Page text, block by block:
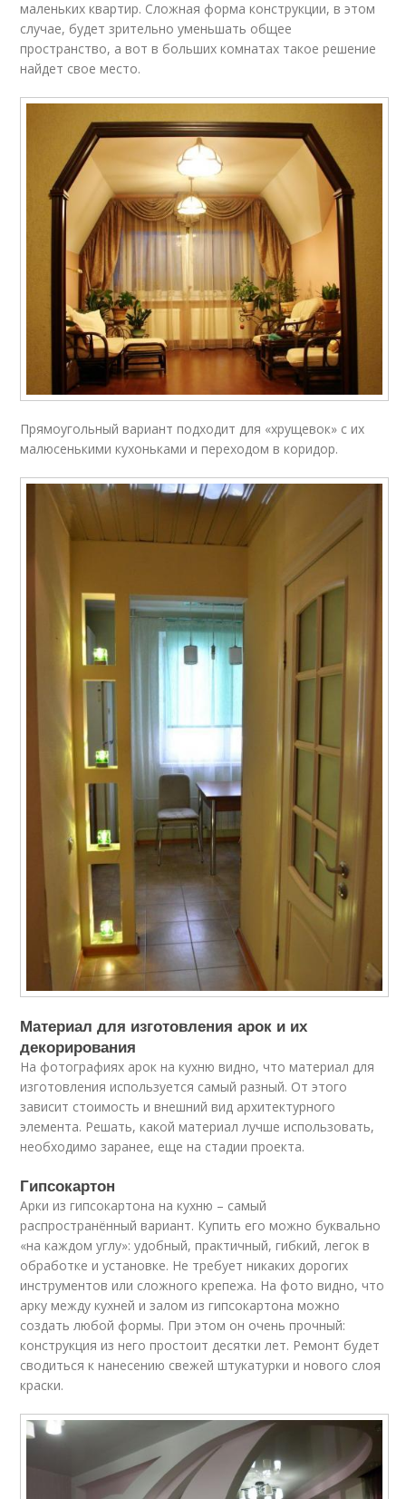
маленьких квартир. Сложная форма конструкции, в этом
случае, будет зрительно уменьшать общее
пространство, а вот в больших комнатах такое решение
найдет свое место.
Прямоугольный вариант подходит для «хрущевок» с их
малюсенькими кухоньками и переходом в коридор.
Материал для изготовления арок и их
декорирования
На фотографиях арок на кухню видно, что материал для
изготовления используется самый разный. От этого
зависит стоимость и внешний вид архитектурного
элемента. Решать, какой материал лучше использовать,
необходимо заранее, еще на стадии проекта.
Гипсокартон
Арки из гипсокартона на кухню – самый
распространённый вариант. Купить его можно буквально
«на каждом углу»: удобный, практичный, гибкий, легок в
обработке и установке. Не требует никаких дорогих
инструментов или сложного крепежа. На фото видно, что
арку между кухней и залом из гипсокартона можно
создать любой формы. При этом он очень прочный:
конструкция из него простоит десятки лет. Ремонт будет
сводиться к нанесению свежей штукатурки и нового слоя
краски.